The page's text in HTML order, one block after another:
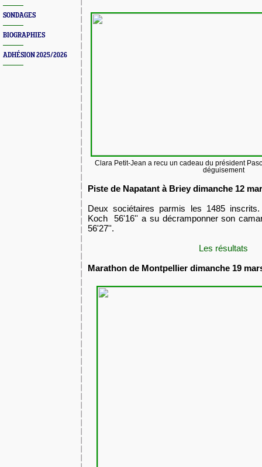
SONDAGES
BIOGRAPHIES
ADHÉSION 2025/2026
Clara Petit-Jean a recu un cadeau du président
déguisement
Piste de Napatant à Briey dimanche 12
​Deux sociétaires parmis les 1485
Koch 56'16'' a su décramponner son
56'27''.
Les résultats
​Marathon de Montpellier dimanche 19